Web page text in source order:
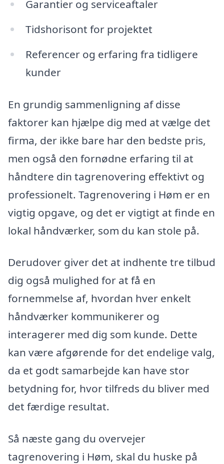
Garantier og serviceaftaler
Tidshorisont for projektet
Referencer og erfaring fra tidligere
kunder
En grundig sammenligning af disse
faktorer kan hjælpe dig med at vælge det
firma, der ikke bare har den bedste pris,
men også den fornødne erfaring til at
håndtere din tagrenovering effektivt og
professionelt. Tagrenovering i Høm er en
vigtig opgave, og det er vigtigt at finde en
lokal håndværker, som du kan stole på.
Derudover giver det at indhente tre tilbud
dig også mulighed for at få en
fornemmelse af, hvordan hver enkelt
håndværker kommunikerer og
interagerer med dig som kunde. Dette
kan være afgørende for det endelige valg,
da et godt samarbejde kan have stor
betydning for, hvor tilfreds du bliver med
det færdige resultat.
Så næste gang du overvejer
tagrenovering i Høm, skal du huske på